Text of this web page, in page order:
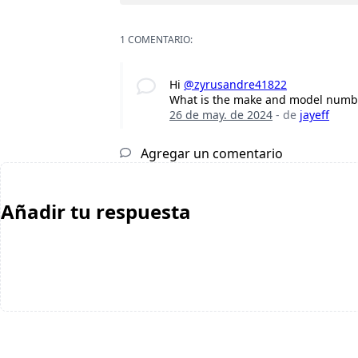
1 COMENTARIO:
Hi@zyrusandre41822
What is the make and model
26 de may. de 2024 - de jayeff
Agregar un comentario
Añadir tu respuesta